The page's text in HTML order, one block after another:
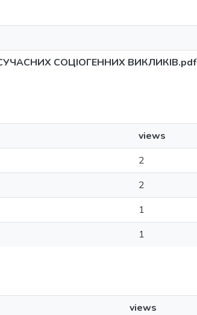
СОЦІОГЕННИХ ВИКЛИКІВ.pdf
views
2
2
1
1
views